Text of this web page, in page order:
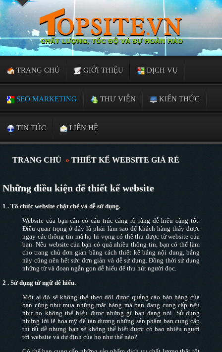
TRANG CHỦ GIỚI THIỆU DỊCH VỤ
SEO MARKETING THƯ VIỆN KIẾN THỨC
TIN TỨC LIÊN HỆ
TRANG CHỦ » THIẾT KẾ WEBSITE GIÁ RẺ
Những điều kiện để thiết kế website
1 . Tổ chức website chặt chẽ và dễ sử dụng.
Website của bạn cần có cấu trúc càng rõ ràng dễ hiểu càng tốt.
Điều quan trọng ở đây là phải làm sao để khách hàng thấy được
ngay các thông tin mà họ hi vọng có thể thu được từ website của
bạn. Nếu website của bạn có quá nhiều thông tin, bạn có thể làm
cho trang chủ đơn giản bằng cách thiết kế bảng nội dung, bảng
này cũng nên hết sức đơn giản và dễ sử dụng. Đồng thời sử dụng
những từ và đoạn ngắn gọn dễ hiểu để thu hút người đọc.
2 . Sử dụng từ ngữ dễ hiểu.
Một ai đó sẽ không thể theo dõi được quảng cáo bán hàng của
bạn cũng như mua những mặt hàng mà bạn đang cung cấp nếu
như họ không thể hiểu được những gì bạn đang nói. Sử dụng
những lời lẽ hoa mỹ để tán dương những sản phẩm bạn cung cấp
thì rất dễ nhưng bạn sẽ không thể biết được có bao nhiêu người
tới website và dự định của họ như thế nào?